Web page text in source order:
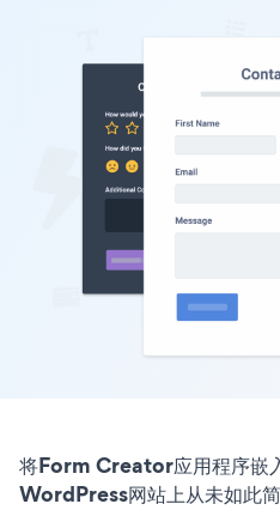
将Form Creator应用程序
WordPress网站上从未如此